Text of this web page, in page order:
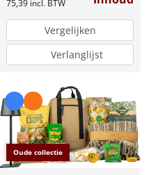
75,39 incl. BTW
Vergelijken
Verlanglijst
Oude collectie